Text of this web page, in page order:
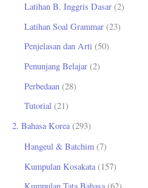
Latihan B. Inggris Dasar (2)
Latihan Soal Grammar (23)
Penjelasan dan Arti (50)
Penunjang Belajar (2)
Perbedaan (28)
Tutorial (21)
2. Bahasa Korea(293)
Hangeul & Batchim (7)
Kumpulan Kosakata (157)